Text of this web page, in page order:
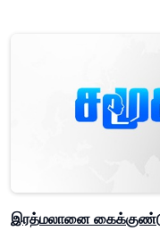
இரத்மலானை